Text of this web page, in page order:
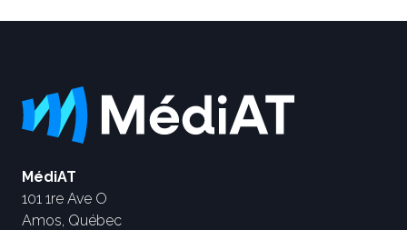
MédiAT
101 1re Ave O
Amos, Québec